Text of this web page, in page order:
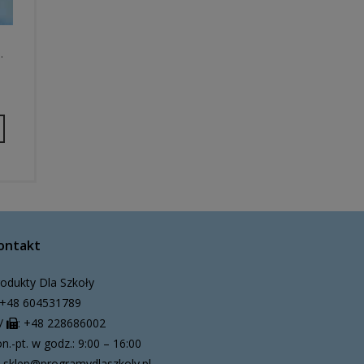
Dla Szkoły
604531789
: +48 228686002
pt. w godz.: 9:00 – 16:00